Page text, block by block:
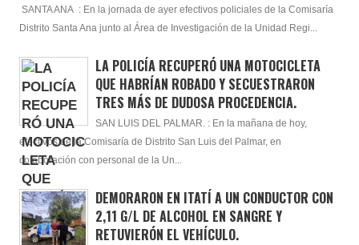
SANTA ANA : En la jornada de ayer efectivos policiales de la Comisaría
Distrito Santa Ana junto al Área de Investigación de la Unidad Regi...
LA POLICÍA RECUPERÓ UNA MOTOCICLETA
QUE HABRÍAN ROBADO Y SECUESTRARON
TRES MÁS DE DUDOSA PROCEDENCIA.
SAN LUIS DEL PALMAR. : En la mañana de hoy,
efectivos de la Comisaría de Distrito San Luis del Palmar, en
colaboración con personal de la Un...
DEMORARON EN ITATÍ A UN CONDUCTOR CON
2,11 G/L DE ALCOHOL EN SANGRE Y
RETUVIERÓN EL VEHÍCULO.